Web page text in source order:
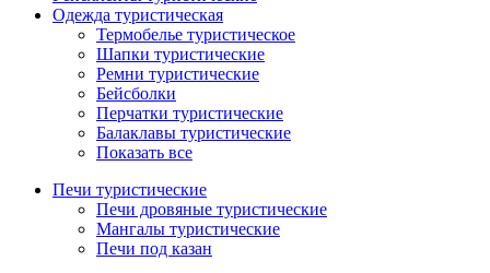
Одежда туристическая
Термобелье туристическое
Шапки туристические
Ремни туристические
Бейсболки
Перчатки туристические
Балаклавы туристические
Показать все
Печи туристические
Печи дровяные туристические
Мангалы туристические
Печи под казан